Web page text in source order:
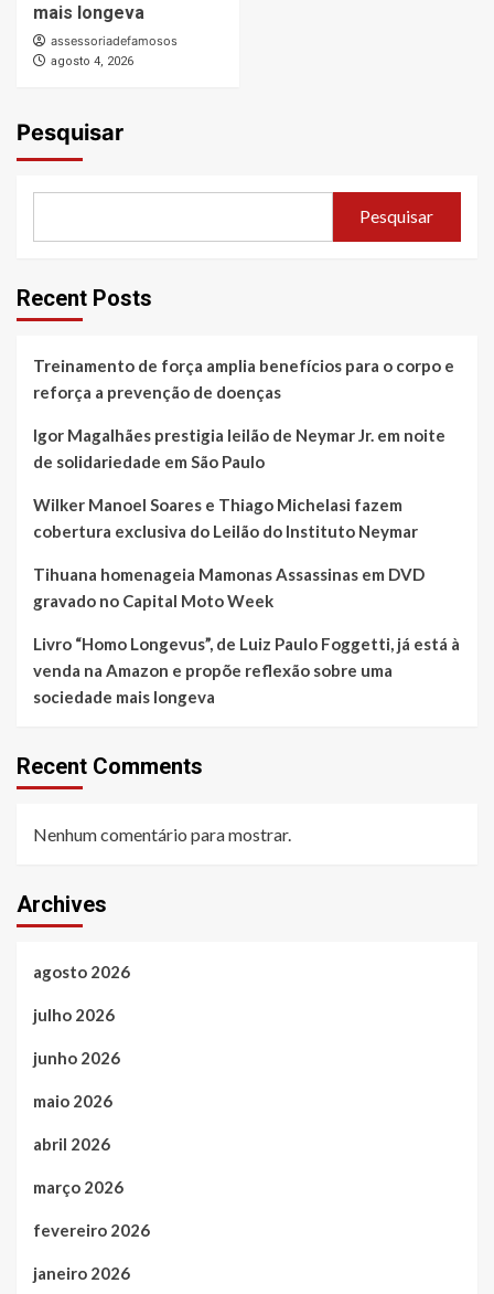
mais longeva
assessoriadefamosos
agosto 4, 2026
Pesquisar
Pesquisar
Recent Posts
Treinamento de força amplia benefícios para o corpo e
reforça a prevenção de doenças
Igor Magalhães prestigia leilão de Neymar Jr. em noite
de solidariedade em São Paulo
Wilker Manoel Soares e Thiago Michelasi fazem
cobertura exclusiva do Leilão do Instituto Neymar
Tihuana homenageia Mamonas Assassinas em DVD
gravado no Capital Moto Week
Livro “Homo Longevus”, de Luiz Paulo Foggetti, já está à
venda na Amazon e propõe reflexão sobre uma
sociedade mais longeva
Recent Comments
Nenhum comentário para mostrar.
Archives
agosto 2026
julho 2026
junho 2026
maio 2026
abril 2026
março 2026
fevereiro 2026
janeiro 2026